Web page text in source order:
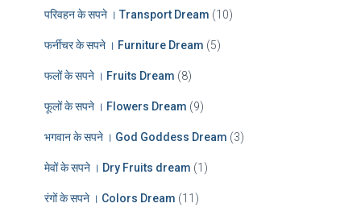
परिवहन के सपने । Transport Dream (10)
फर्नीचर के सपने । Furniture Dream (5)
फलों के सपने । Fruits Dream (8)
फूलों के सपने । Flowers Dream (9)
भगवान के सपने । God Goddess Dream (3)
मेवों के सपने । Dry Fruits dream (1)
रंगों के सपने । Colors Dream (11)